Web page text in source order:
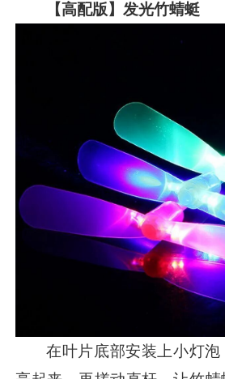
【高配版】发光竹蜻蜓
在叶片底部安装上小灯